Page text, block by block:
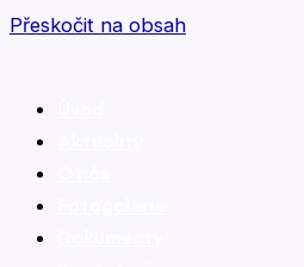
Přeskočit na obsah